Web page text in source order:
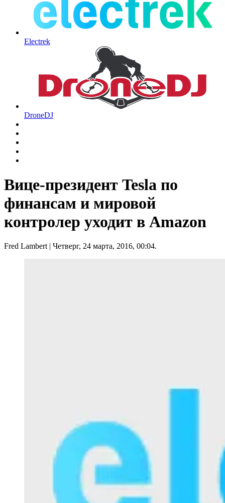
Electrek
DroneDJ
Вице-президент Tesla по
финансам и мировой
контролер уходит в Amazon
Fred Lambert| Четверг, 24 марта, 2016, 00:04.